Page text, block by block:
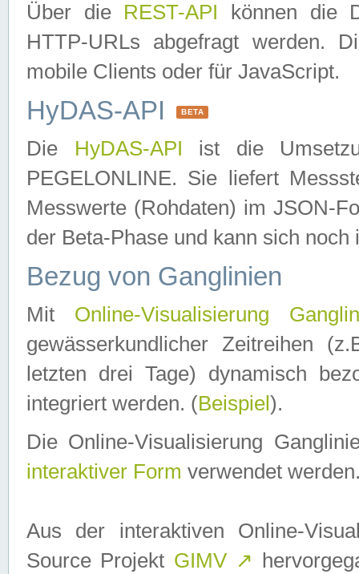
Über die REST-API können die
HTTP-URLs abgefragt werden.
mobile Clients oder für JavaScript.
HyDAS-API BETA
Die HyDAS-API ist die
PEGELONLINE. Sie liefert
Messwerte (Rohdaten) im JSON-
der Beta-Phase und kann sich noch
Bezug von Ganglinien
Mit Online-Visualisierung
gewässerkundlicher Zeitreihen
letzten drei Tage) dynamisch
integriert werden. (Beispiel ).
Die Online-Visualisierung
interaktiver Form verwendet
Aus der interaktiven Online-
Source Projekt GIMV ↗